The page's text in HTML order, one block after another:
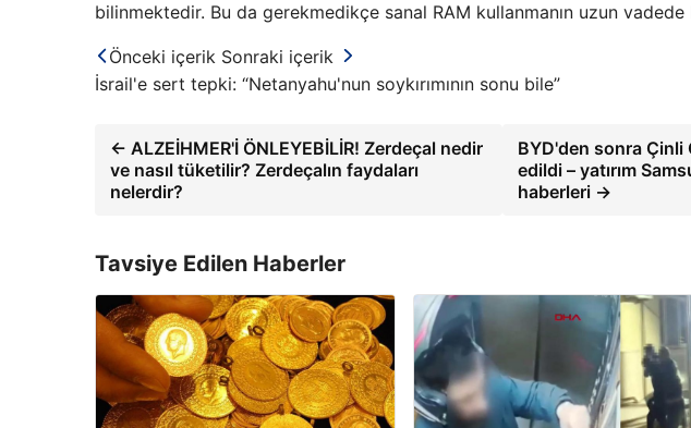
bilinmektedir. Bu da gerekmedikçe sanal RAM kullanmanın uzun
Önceki içerik Sonraki içerik
İsrail'e sert tepki: “Netanyahu'nun soykırımının sonu bile”
← ALZEİHMER'İ ÖNLEYEBİLİR! Zerdeçal nedir
ve nasıl tüketilir? Zerdeçalın faydaları
nelerdir?
BYD'den sonra Çinli
edildi – yatırım
haberleri →
Tavsiye Edilen Haberler